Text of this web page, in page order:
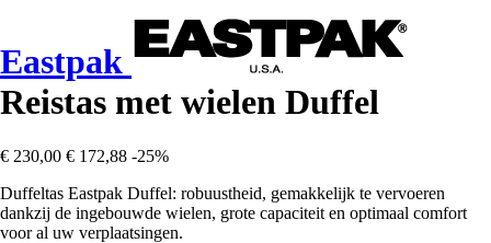
Eastpak
Reistas met wielen Duffel
€ 230,00 € 172,88 -25%
Duffeltas Eastpak Duffel: robuustheid, gemakkelijk te vervoeren
dankzij de ingebouwde wielen, grote capaciteit en optimaal comfort
voor al uw verplaatsingen.